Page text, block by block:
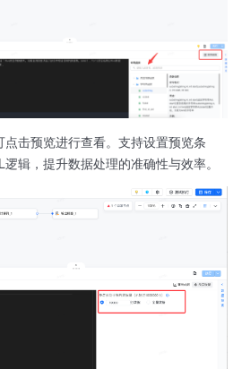
击预览进行查看。支持设置预览条
辑，提升数据处理的准确性与效率。